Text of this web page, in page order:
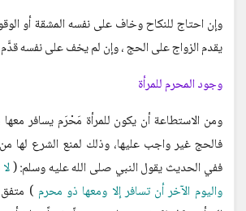
وإن احتاج للنكاح وخاف على نفسه المشقة أو
يقدم الزواج على الحج ، وإن لم يخف على نفسه
وجود المحرم للمرأة
ومن الاستطاعة أن يكون للمرأة مَحْرَم يسافر
فالحج غير واجب عليها، وذلك لمنع الشرع لها
ففي الحديث يقول النبي صلى الله عليه وسلم: (
واليوم الآخر أن تسافر إلا ومعها ذو محرم )